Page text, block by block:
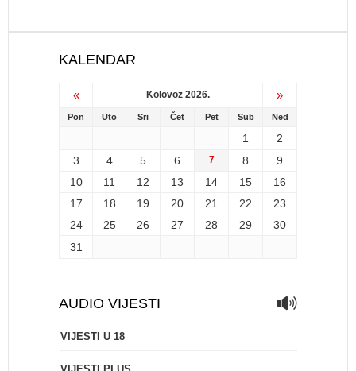
KALENDAR
« Kolovoz 2026. »
Pon Uto Sri Čet Pet Sub Ned
1
2
3
4 5 6 7 8
9
10
11 12 13 14 15
16
17
18 19 20 21 22
23
24
25 26 27 28 29
30
31
AUDIO VIJESTI
VIJESTI U 18